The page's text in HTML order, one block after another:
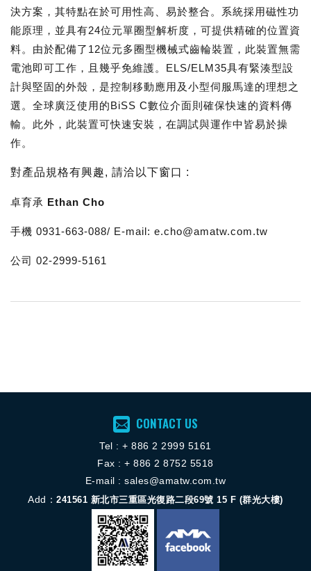
決方案，其特點在於可用性高、易於整合。系統採用磁性功
能原理，並具有24位元單圈型解析度，可提供精確的位置資
料。由於配備了12位元多圈型機械式齒輪裝置，此裝置無需
電池即可工作，且幾乎免維護。ELS/ELM35具有緊湊型設
計與堅固的外殼，是控制移動應用及小型伺服馬達的理想之
選。全球廣泛使用的BiSS C數位介面則確保快速的資料傳
輸。此外，此裝置可快速安裝，在調試與運作中皆易於操
作。
對產品規格有興趣, 請洽以下窗口 :
卓育承 Ethan Cho
手機 0931-663-088/ E-mail: e.cho@amatw.com.tw
公司 02-2999-5161
CONTACT US
Tel : + 886 2 2999 5161
Fax : + 886 2 8752 5518
E-mail :sales@amatw.com.tw
Add：241561 新北市三重區光復路二段69號 15 F (群光大樓)